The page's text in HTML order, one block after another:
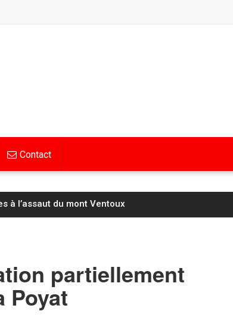
Contact
à l’assaut du mont Ventoux
partiellement
Poyat